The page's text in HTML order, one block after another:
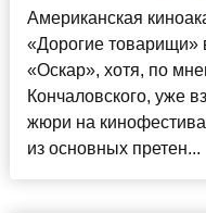
Американская
«Дорогие товарищи»
«Оскар», хотя, по
Кончаловского, уже
жюри на
из основных претен...